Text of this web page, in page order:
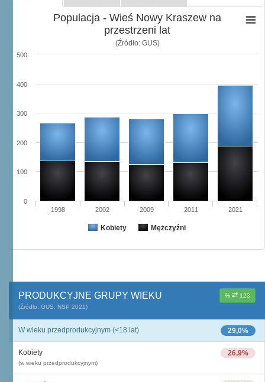
Populacja - Wieś Nowy Kraszew na
przestrzeni lat
(Źródło: GUS)
Kobiety Mężczyźni
1998 2002 2009 2011 2021
0
100
200
300
400
500
% 123
PRODUKCYJNE GRUPY WIEKU
(Źródło: GUS, NSP 2021)
29,0%
W wieku przedprodukcyjnym (<18 lat)
26,9%
Kobiety
(w wieku przedprodukcyjnym)